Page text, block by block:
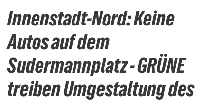
Innenstadt-Nord: Keine
Autos auf dem
Sudermannplatz - GRÜNE
treiben Umgestaltung des